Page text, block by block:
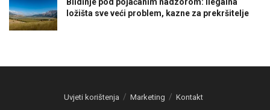
Blidinje pod pojačanim nadzorom: Ilegalna
ložišta sve veći problem, kazne za prekršitelje
Uvjeti korištenja Marketing Kontakt